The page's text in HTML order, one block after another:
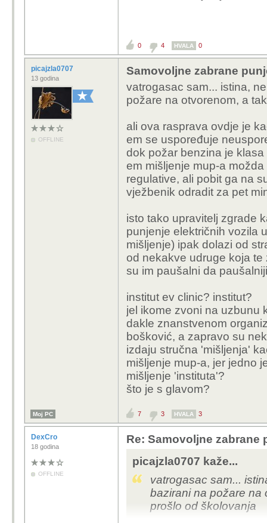
0 4 HVALA 0
picajzla0707
13 godina
OFFLINE
Samovoljne zabrane
vatrogasac sam... istina,
požare na otvorenom, a
ali ova rasprava ovdje je
em se uspoređuje
dok požar benzina je klasa
em mišljenje mup-a
regulative, ali pobit ga na
vježbenik odradit za pet
isto tako upravitelj zgrade
punjenje električnih vozila
mišljenje) ipak dolazi od
od nekakve udruge koja
su im paušalni da
institut ev clinic? institut?
jel ikome zvoni na uzbunu
dakle znanstvenom
bošković, a zapravo su
izdaju stručna 'mišljenja'
mišljenje mup-a, jer jedno
mišljenje 'instituta'?
što je s glavom?
Moj PC 7 3 HVALA 3
DexCro
18 godina
OFFLINE
Re: Samovoljne
picajzla0707 kaže...
vatrogasac sam...
bazirani na požare na
prošlo od školovanja